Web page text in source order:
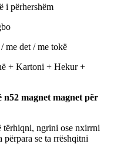
i përhershëm
me det / me tokë
+ Kartoni + Hekur +
magnet magnet për
tërhiqni, ngrini ose nxirrni
se ta rrëshqitni